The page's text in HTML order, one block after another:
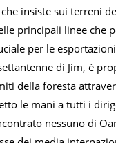
insiste sui terreni
principali linee che
per le
di Jim, è
della foresta
le mani a tutti i
nessuno di